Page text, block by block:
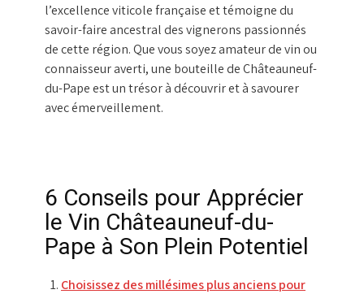
l’excellence viticole française et témoigne du
savoir-faire ancestral des vignerons passionnés
de cette région. Que vous soyez amateur de vin ou
connaisseur averti, une bouteille de Châteauneuf-
du-Pape est un trésor à découvrir et à savourer
avec émerveillement.
6 Conseils pour Apprécier
le Vin Châteauneuf-du-
Pape à Son Plein Potentiel
Choisissez des millésimes plus anciens pour